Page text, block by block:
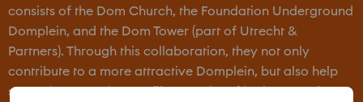
consists of the Dom Church, the Foundation Underground
Domplein, and the Dom Tower (part of Utrecht &
Partners). Through this collaboration, they not only
contribute to a more attractive Domplein, but also help
strengthen Utrecht’s profile as a city of heritage and